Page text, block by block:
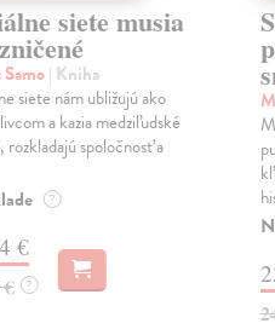
siete musia
| Kniha
siete nám ubližujú ako
a kazia medziľudské
rozkladajú spoločnosť a
?
€
?